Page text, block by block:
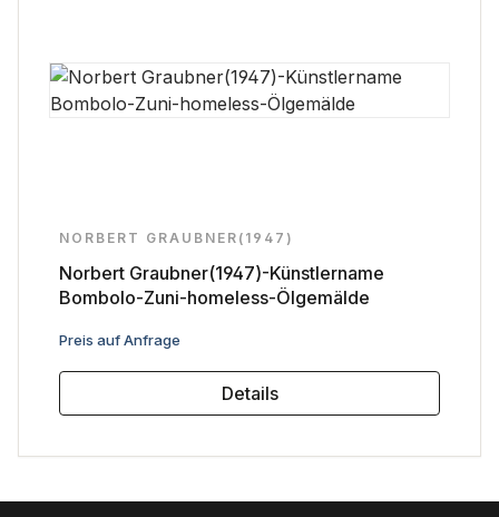
NORBERT GRAUBNER(1947)
Norbert Graubner(1947)-Künstlername
Bombolo-Zuni-homeless-Ölgemälde
Regulärer Preis:
Preis auf Anfrage
Details